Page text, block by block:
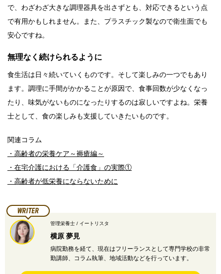
で、わざわざ大きな調理器具を出さずとも、対応できるという点
で有用かもしれません。また、プラスチック製なので衛生面でも
安心ですね。
無理なく続けられるように
食生活は日々続いていくものです。そして楽しみの一つでもあり
ます。調理に手間がかかることが原因で、食事回数が少なくなっ
たり、味気がないものになったりするのは寂しいですよね。栄養
士として、食の楽しみも支援していきたいものです。
関連コラム
・高齢者の栄養ケア～褥瘡編～
・在宅介護における「介護食」の実際①
・高齢者が低栄養にならないために
WRITER
管理栄養士 / イートリスタ
横原 夢見
病院勤務を経て、現在はフリーランスとして専門学校の非常
勤講師、コラム執筆、地域活動などを行っています。